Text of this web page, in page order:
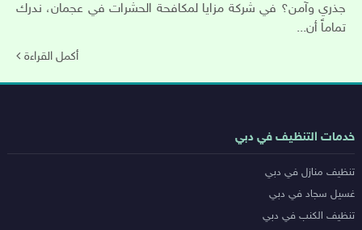
جذري وآمن؟ في شركة مزايا لمكافحة الحشرات في عجمان، ندرك
تماماً أن...
أكمل القراءة
روابط
المدن
خدمات التنظيف في دبي
تنظيف منازل في دبي
غسيل سجاد في دبي
تنظيف الكنب في دبي